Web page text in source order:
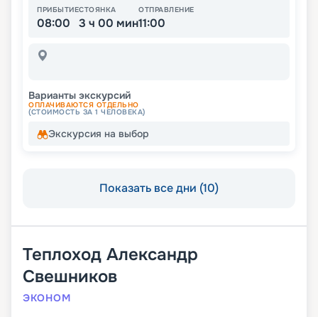
ПРИБЫТИЕ
08:00
СТОЯНКА
3 ч 00 мин
ОТПРАВЛЕНИЕ
11:00
Варианты экскурсий
ОПЛАЧИВАЮТСЯ ОТДЕЛЬНО
(СТОИМОСТЬ ЗА 1 ЧЕЛОВЕКА)
Экскурсия на выбор
Показать все дни (10)
Теплоход Александр
Свешников
ЭКОНОМ